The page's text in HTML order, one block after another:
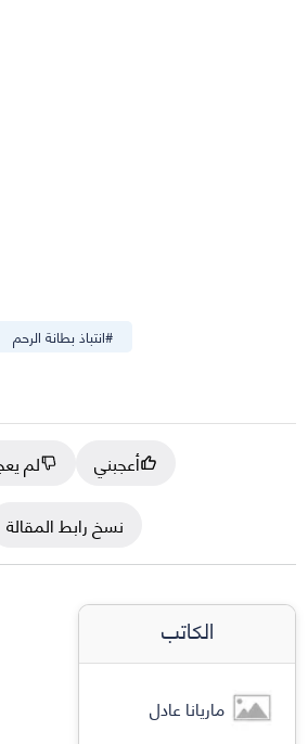
#انتباذ بطانة الرحم
أعجبني
لم
نسخ رابط المقالة
الكاتب
ماريانا عادل